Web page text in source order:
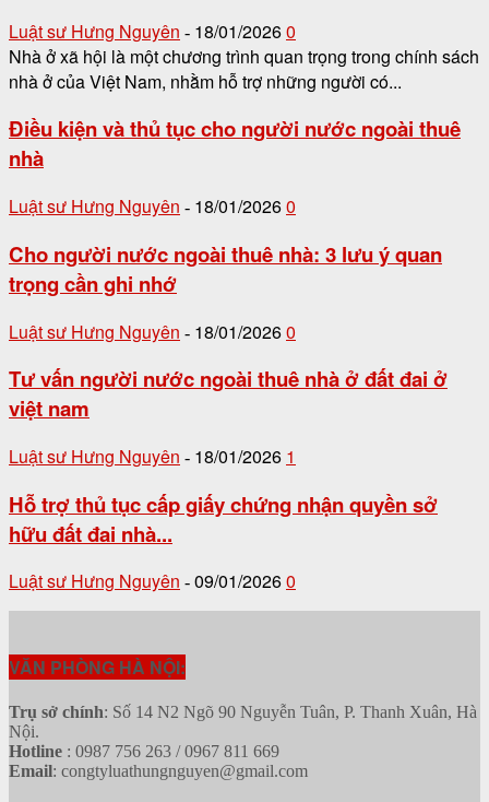
Luật sư Hưng Nguyên - 18/01/20260
Nhà ở xã hội là một chương trình quan trọng trong chính sách
nhà ở của Việt Nam, nhằm hỗ trợ những người có...
Điều kiện và thủ tục cho người nước ngoài thuê
nhà
Luật sư Hưng Nguyên - 18/01/20260
Cho người nước ngoài thuê nhà: 3 lưu ý quan
trọng cần ghi nhớ
Luật sư Hưng Nguyên - 18/01/20260
Tư vấn người nước ngoài thuê nhà ở đất đai ở
việt nam
Luật sư Hưng Nguyên - 18/01/2026 1
Hỗ trợ thủ tục cấp giấy chứng nhận quyền sở
hữu đất đai nhà...
Luật sư Hưng Nguyên - 09/01/20260
VĂN PHÒNG HÀ NỘI:
Trụ sở chính: Số 14 N2 Ngõ 90 Nguyễn Tuân, P. Thanh Xuân, Hà
Nội.
Hotline : 0987 756 263 / 0967 811 669
Email: congtyluathungnguyen@gmail.com